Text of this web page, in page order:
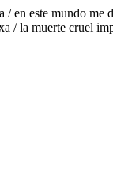
este mundo
/ la muerte cruel